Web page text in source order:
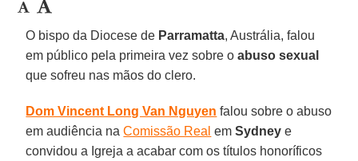
O bispo da Diocese de Parramatta, Austrália, falou
em público pela primeira vez sobre oabuso sexual
que sofreu nas mãos do clero.
Dom Vincent Long Van Nguyen falou sobre o abuso
em audiência naComissão Real emSydney e
convidou a Igreja a acabar com os títulos honoríficos